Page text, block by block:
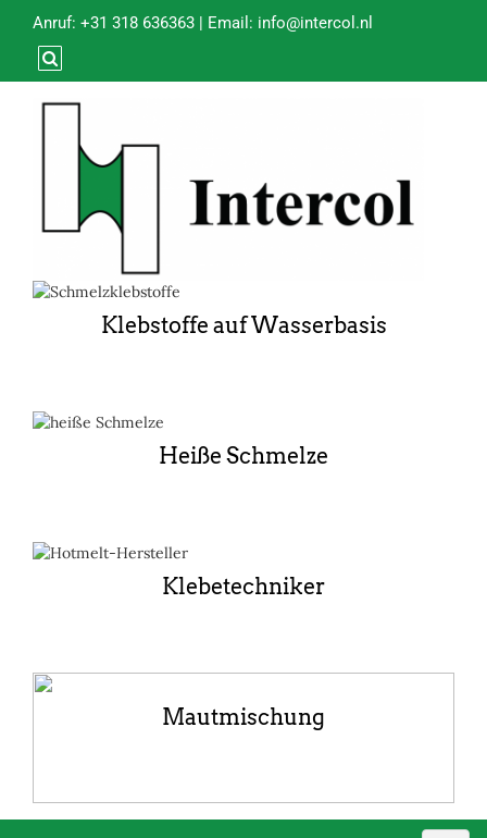
Anruf: +31 318 636363 | Email: info@intercol.nl
Klebstoffe auf Wasserbasis
Heiße Schmelze
Klebetechniker
Mautmischung